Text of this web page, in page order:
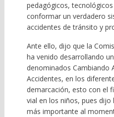
pedagógicos,
conformar un verdadero
accidentes de tránsito y
Ante ello, dijo que la
ha venido desarrollando
denominados Cambiando
Accidentes, en los
demarcación, esto con el
vial en los niños, pues
más importante al